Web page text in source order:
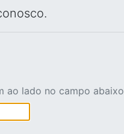
ao lado no campo abaixo